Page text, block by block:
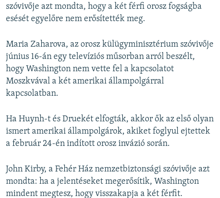
szóvivője azt mondta, hogy a két férfi orosz fogságba
esését egyelőre nem erősítették meg.
Maria Zaharova, az orosz külügyminisztérium szóvivője
június 16-án egy televíziós műsorban arról beszélt,
hogy Washington nem vette fel a kapcsolatot
Moszkvával a két amerikai állampolgárral
kapcsolatban.
Ha Huynh-t és Druekét elfogták, akkor ők az első olyan
ismert amerikai állampolgárok, akiket foglyul ejtettek
a február 24-én indított orosz invázió során.
John Kirby, a Fehér Ház nemzetbiztonsági szóvivője azt
mondta: ha a jelentéseket megerősítik, Washington
mindent megtesz, hogy visszakapja a két férfit.